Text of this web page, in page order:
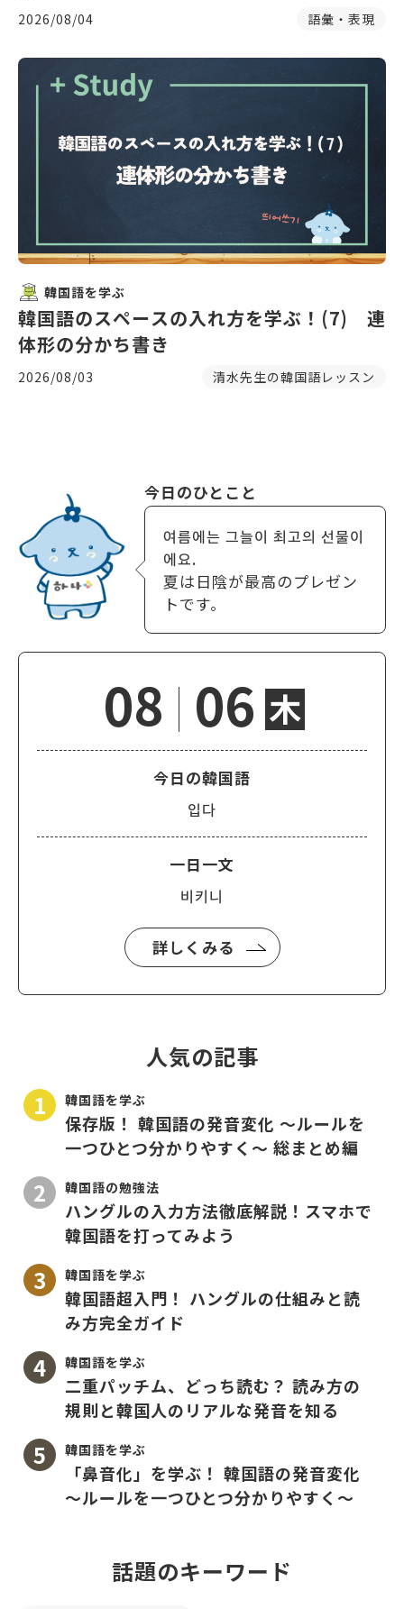
2026/08/04 語彙・表現
韓国語を学ぶ
韓国語のスペースの入れ方を学ぶ！(7) 連
体形の分かち書き
2026/08/03 清水先生の韓国語レッスン
今日のひとこと
여름에는 그늘이 최고의 선물이
에요.
夏は日陰が最高のプレゼン
トです。
08 06 木
今日の韓国語
입다
一日一文
비키니
詳しくみる
人気の記事
韓国語を学ぶ
保存版！ 韓国語の発音変化 〜ルールを
一つひとつ分かりやすく〜 総まとめ編
韓国語の勉強法
ハングルの入力方法徹底解説！スマホで
韓国語を打ってみよう
韓国語を学ぶ
韓国語超入門！ ハングルの仕組みと読
み方完全ガイド
韓国語を学ぶ
二重パッチム、どっち読む？ 読み方の
規則と韓国人のリアルな発音を知る
韓国語を学ぶ
「鼻音化」を学ぶ！ 韓国語の発音変化
〜ルールを一つひとつ分かりやすく〜
話題のキーワード